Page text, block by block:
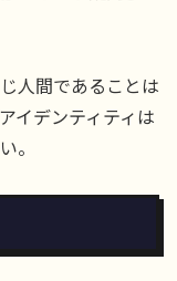
人間であることは
イデンティティは
。